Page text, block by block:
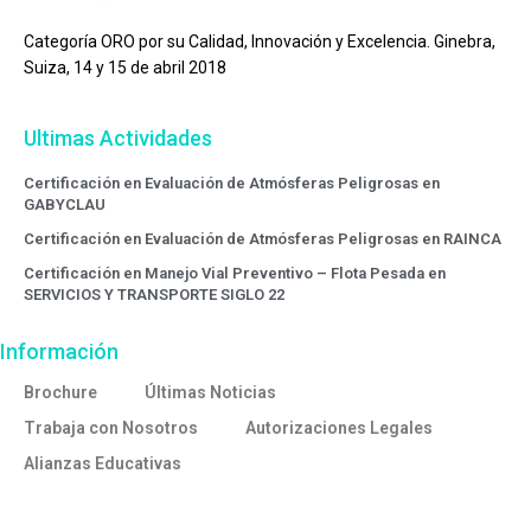
Categoría ORO por su Calidad, Innovación y Excelencia. Ginebra,
Suiza, 14 y 15 de abril 2018
Ultimas Actividades
Certificación en Evaluación de Atmósferas Peligrosas en
GABYCLAU
Certificación en Evaluación de Atmósferas Peligrosas en RAINCA
Certificación en Manejo Vial Preventivo – Flota Pesada en
SERVICIOS Y TRANSPORTE SIGLO 22
Información
Brochure
Últimas Noticias
Trabaja con Nosotros
Autorizaciones Legales
Alianzas Educativas